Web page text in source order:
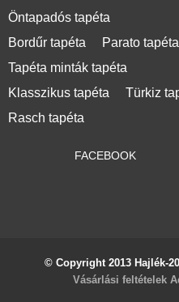
Öntapadós tapéta
Bordűr tapéta
Parato tapéta
Tapéta minták tapéta
Klasszikus tapéta
Türkiz
Rasch tapéta
FACEBOOK
© Copyright 2013 Hajlék-
Vásárlási feltételek